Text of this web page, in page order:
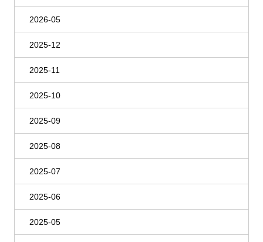
2026-05
2025-12
2025-11
2025-10
2025-09
2025-08
2025-07
2025-06
2025-05